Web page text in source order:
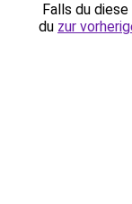
Falls du
du zur